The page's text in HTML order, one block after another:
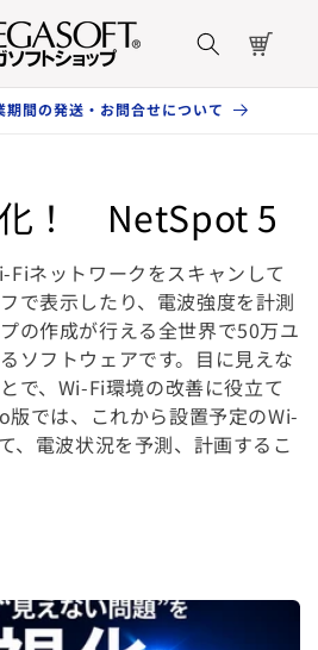
ー
期間の発送・お問合せについて
！ NetSpot 5
ネットワークをスキャンして
で表示したり、電波強度を計測
の作成が行える全世界で50万ユ
ソフトウェアです。目に見えな
で、Wi-Fi環境の改善に役立て
版では、これから設置予定のWi-
、電波状況を予測、計画するこ